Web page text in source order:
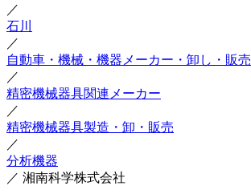
／
石川
／
自動車・機械・機器メーカー・卸し・販売
／
精密機械器具関連メーカー
／
精密機械器具製造・卸・販売
／
分析機器
／ 湘南科学株式会社